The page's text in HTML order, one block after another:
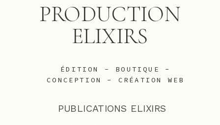
ÉDITION - BOUTIQUE -
CONCEPTION - CRÉATION WEB
PRODUCTION
ELIXIRS
PUBLICATIONS ELIXIRS